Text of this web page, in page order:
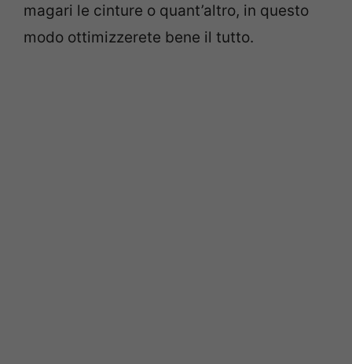
magari le cinture o quant’altro, in questo
modo ottimizzerete bene il tutto.